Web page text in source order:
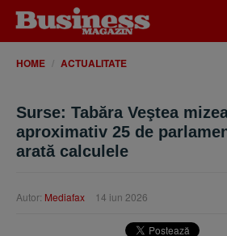
HOME ACTUALITATE
Surse: Tabăra Veştea
aproximativ 25 de
arată calculele
Autor: Mediafax 14 iun 2026